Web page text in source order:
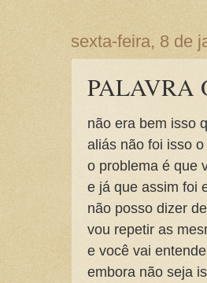
sexta-feira, 8 de
PALAVRA
não era bem isso
aliás não foi isso
o problema é que
e já que assim foi
não posso dizer
vou repetir as
e você vai
embora não seja